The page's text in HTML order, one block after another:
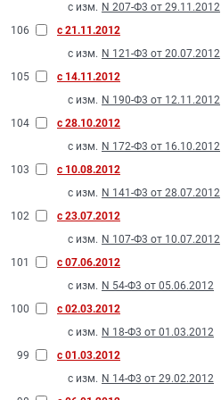
с изм. N 207-Ф3 от 29.11.2012
106
с 21.11.2012
с изм. N 121-Ф3 от 20.07.2012
105
с 14.11.2012
с изм. N 190-Ф3 от 12.11.2012
104
с 28.10.2012
с изм. N 172-Ф3 от 16.10.2012
103
с 10.08.2012
с изм. N 141-Ф3 от 28.07.2012
102
с 23.07.2012
с изм. N 107-Ф3 от 10.07.2012
101
с 07.06.2012
с изм. N 54-Ф3 от 05.06.2012
100
с 02.03.2012
с изм. N 18-Ф3 от 01.03.2012
99
с 01.03.2012
с изм. N 14-Ф3 от 29.02.2012